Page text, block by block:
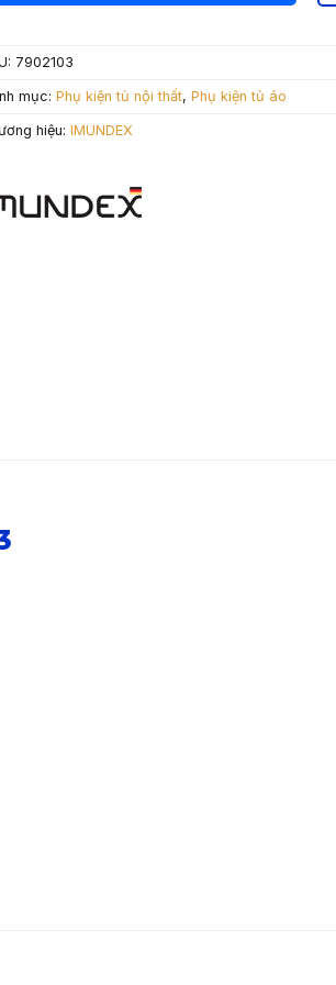
2.785.000 ₫.
là:
1.949.500 ₫.
7902103
mục: Phụ kiện tủ nội thất, Phụ kiện tủ áo
hiệu: IMUNDEX